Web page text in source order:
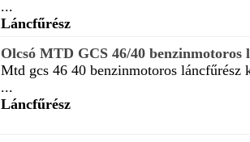
...
Láncfűrész
Olcsó MTD GCS 46/40 benzinmotoros
Mtd gcs 46 40 benzinmotoros láncfűrész
...
Láncfűrész